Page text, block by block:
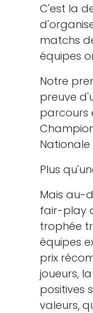
C'est la
matchs
équipes
Notre
preuve
parcours
Plus
Mais au-
fair-play
trophée
équipes
prix
joueurs,
positives
valeurs,